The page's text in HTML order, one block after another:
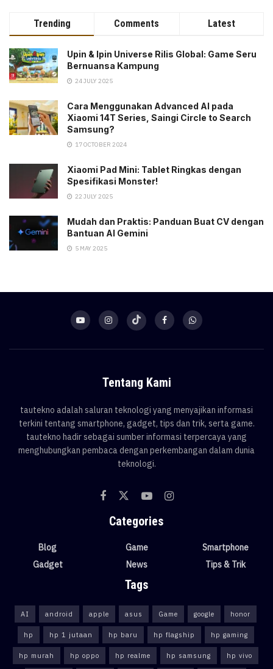
Trending Comments Latest
Upin & Ipin Universe Rilis Global: Game Seru
Bernuansa Kampung
24 JULY 2025
Cara Menggunakan Advanced AI pada
Xiaomi 14T Series, Saingi Circle to Search
Samsung?
17 OCTOBER 2024
Xiaomi Pad Mini: Tablet Ringkas dengan
Spesifikasi Monster!
22 JULY 2025
Mudah dan Praktis: Panduan Buat CV dengan
Bantuan AI Gemini
5 MAY 2025
Tentang Kami
tautekno adalah saluran teknologi yang menyajikan informasi
terkini tentang smartphone, gadget, tips dan trik, serta game.
tautekno hadir sebagai sumber informasi terpercaya yang
menghubungkan pembaca dengan perkembangan dalam dunia
teknologi.
Categories
Blog
Gadget
Game
News
Smartphone
Tips & Trik
Tags
AI android apple asus Game google honor
hp hp 1 jutaan hp baru hp flagship hp gaming
hp murah hp oppo hp realme hp samsung hp vivo